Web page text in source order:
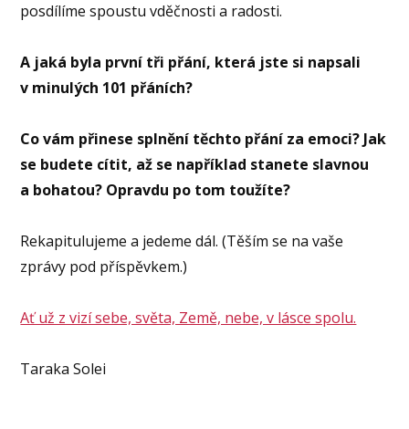
posdílíme spoustu vděčnosti a radosti.
A jaká byla první tři přání, která jste si napsali
v minulých 101 přáních?
Co vám přinese splnění těchto přání za emoci? Jak
se budete cítit, až se například stanete slavnou
a bohatou? Opravdu po tom toužíte?
Rekapitulujeme a jedeme dál. (Těším se na vaše
zprávy pod příspěvkem.)
Ať už z vizí sebe, světa, Země, nebe, v lásce spolu.
Taraka Solei